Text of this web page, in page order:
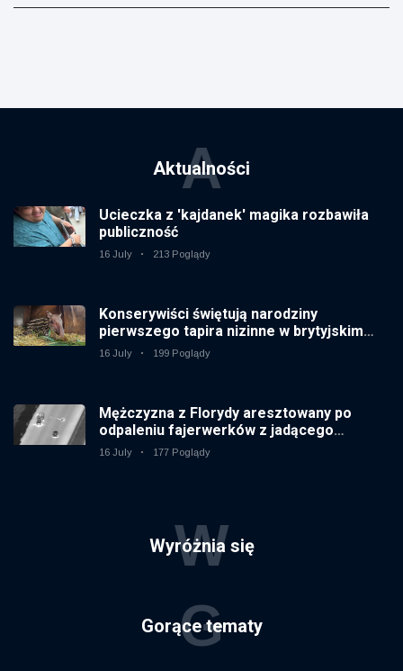
Aktualności
A
Ucieczka z 'kajdanek' magika rozbawiła
publiczność
16 July 213 Poglądy
Konserywiści świętują narodziny
pierwszego tapira nizinne w brytyjskim
zoo od 14 lat
16 July 199 Poglądy
Mężczyzna z Florydy aresztowany po
odpaleniu fajerwerków z jadącego
samochodu
16 July 177 Poglądy
Wyróżnia się
W
Gorące tematy
G